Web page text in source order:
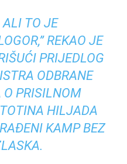
ALI TO JE
REKAO JE
PRIJEDLOG
ODBRANE
O PRISILNOM
HILJADA
KAMP BEZ